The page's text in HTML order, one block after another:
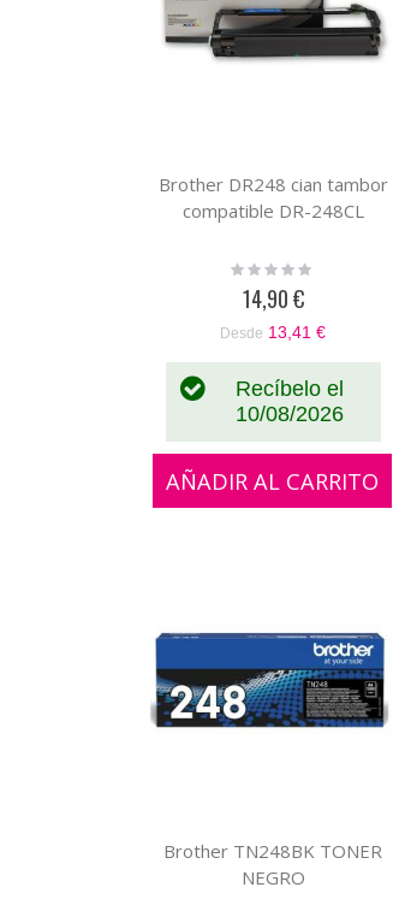
Brother DR248 cian tambor
compatible DR-248CL
Rating:
14,90 €
Desde 13,41 €
Recíbelo el
10/08/2026
AÑADIR AL CARRITO
Brother TN248BK TONER
NEGRO